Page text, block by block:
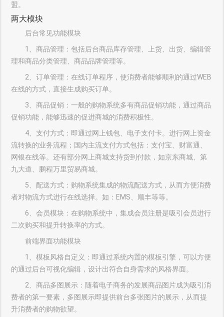
盟。
两大模块
后台常见功能模块
1、商品管理：包括后台商品库存管理、上货、出货、编辑管
理和商品分类管理、商品品牌管理等。
2、订单管理：在线订单程序，使消费者能够顺利的通过WEB
在线的方式，直接生成购买订单。
3、商品促销：一般的购物系统多有商品促销功能，通过商品
促销功能，能够迅速的促进商城的消费积极性。
4、支付方式：即通过网上钱包、电子支付卡。进行网上资金
流转换的业务流程；国内主流支付方式包括：支付宝、财富通、
网银在线等。还有部分网上商城支持货到付款，如京东商城、第
九大道、鹏程万里贸易商城。
5、配送方式：购物系统集成的物流配送方式，从而方便消费
者对物流方式进行在线选择。如：EMS、顺丰等等。
6、会员模块：在购物系统中，集成会员注册是吸引会员进行
二次购买和提升转换率的方式。
前端界面功能模块
1、模板风格自定义：即通过系统内置的模板引擎，可以方便
的通过后台可视化编辑，设计出符合自身需求的风格界面。
2、商品多图展示：随着电子商务的发展商品图片成为吸引消
费者的第一要素，多图展示即提供前台多张图片的展示，从而提
升消费者的购物欲望。